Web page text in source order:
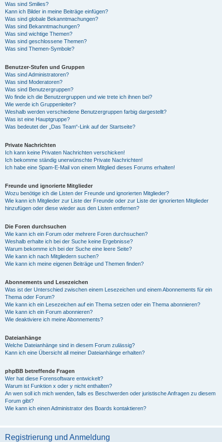
Was sind Smilies?
Kann ich Bilder in meine Beiträge einfügen?
Was sind globale Bekanntmachungen?
Was sind Bekanntmachungen?
Was sind wichtige Themen?
Was sind geschlossene Themen?
Was sind Themen-Symbole?
Benutzer-Stufen und Gruppen
Was sind Administratoren?
Was sind Moderatoren?
Was sind Benutzergruppen?
Wo finde ich die Benutzergruppen und wie trete ich ihnen bei?
Wie werde ich Gruppenleiter?
Weshalb werden verschiedene Benutzergruppen farbig dargestellt?
Was ist eine Hauptgruppe?
Was bedeutet der „Das Team“-Link auf der Startseite?
Private Nachrichten
Ich kann keine Privaten Nachrichten verschicken!
Ich bekomme ständig unerwünschte Private Nachrichten!
Ich habe eine Spam-E-Mail von einem Mitglied dieses Forums erhalten!
Freunde und ignorierte Mitglieder
Wozu benötige ich die Listen der Freunde und ignorierten Mitglieder?
Wie kann ich Mitglieder zur Liste der Freunde oder zur Liste der ignorierten Mitglieder
hinzufügen oder diese wieder aus den Listen entfernen?
Die Foren durchsuchen
Wie kann ich ein Forum oder mehrere Foren durchsuchen?
Weshalb erhalte ich bei der Suche keine Ergebnisse?
Warum bekomme ich bei der Suche eine leere Seite?
Wie kann ich nach Mitgliedern suchen?
Wie kann ich meine eigenen Beiträge und Themen finden?
Abonnements und Lesezeichen
Was ist der Unterschied zwischen einem Lesezeichen und einem Abonnements für ein
Thema oder Forum?
Wie kann ich ein Lesezeichen auf ein Thema setzen oder ein Thema abonnieren?
Wie kann ich ein Forum abonnieren?
Wie deaktiviere ich meine Abonnements?
Dateianhänge
Welche Dateianhänge sind in diesem Forum zulässig?
Kann ich eine Übersicht all meiner Dateianhänge erhalten?
phpBB betreffende Fragen
Wer hat diese Forensoftware entwickelt?
Warum ist Funktion x oder y nicht enthalten?
An wen soll ich mich wenden, falls es Beschwerden oder juristische Anfragen zu diesem
Forum gibt?
Wie kann ich einen Administrator des Boards kontaktieren?
Registrierung und Anmeldung